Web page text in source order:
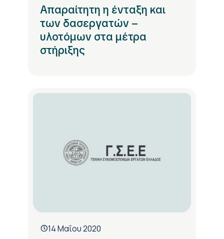
Απαραίτητη η ένταξη και
των δασεργατών –
υλοτόμων στα μέτρα
στήριξης
14 Μαΐου 2020